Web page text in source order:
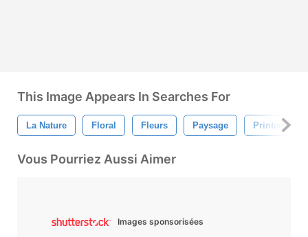
This Image Appears In Searches For
La Nature Floral Fleurs Paysage Printemps
Vous Pourriez Aussi Aimer
Images sponsorisées